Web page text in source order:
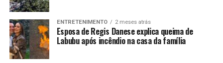
ENTRETENIMENTO 2 meses atrás
Esposa de Regis Danese explica queima de
Labubu após incêndio na casa da família